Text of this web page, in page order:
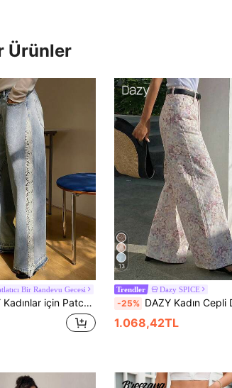
Ürünler
Bir Randevu Gecesi
Renk Bloklu Çiçek Detaylı Bol Paçalı Kot Pantolon, Günlük Yaz Tatil Kot Pantolonu
13
Trendler Dazy SPICE
-25% DAZY Kadın Cepli Düğmeli Tam Baskılı Günlük Çok Amaçlı Seyahat İçin Geniş Paça
1.068,42TL